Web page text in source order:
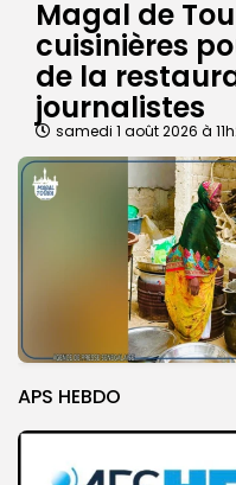
Magal de
cuisinières
de la
journalistes
samedi 1 août 2026 à
APS HEBDO